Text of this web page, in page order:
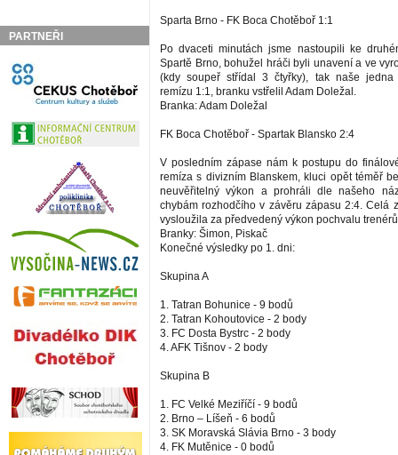
PARTNEŘI
Sparta Brno - FK Boca Chotěboř 1:1
Po dvaceti minutách jsme nastoupili ke
Spartě Brno, bohužel hráči byli unavení a ve
(kdy soupeř střídal 3 čtyřky), tak naše jedna
remízu 1:1, branku vstřelil Adam Doležal.
Branka: Adam Doležal
FK Boca Chotěboř - Spartak Blansko 2:4
V posledním zápase nám k postupu do
remíza s divizním Blanskem, kluci opět téměř
neuvěřitelný výkon a prohráli dle našeho
chybám rozhodčího v závěru zápasu 2:4. Celá
vysloužila za předvedený výkon pochvalu
Branky: Šimon, Piskač
Konečné výsledky po 1. dni:
Skupina A
1. Tatran Bohunice - 9 bodů
2. Tatran Kohoutovice - 2 body
3. FC Dosta Bystrc - 2 body
4. AFK Tišnov - 2 body
Skupina B
1. FC Velké Meziříčí - 9 bodů
2. Brno – Líšeň - 6 bodů
3. SK Moravská Slávia Brno - 3 body
4. FK Mutěnice - 0 bodů